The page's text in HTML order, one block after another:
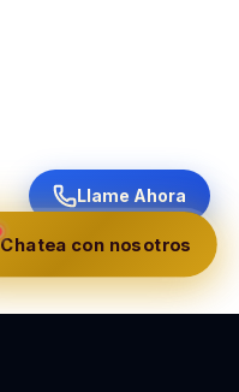
Llame Ahora
Chatea con nosotros